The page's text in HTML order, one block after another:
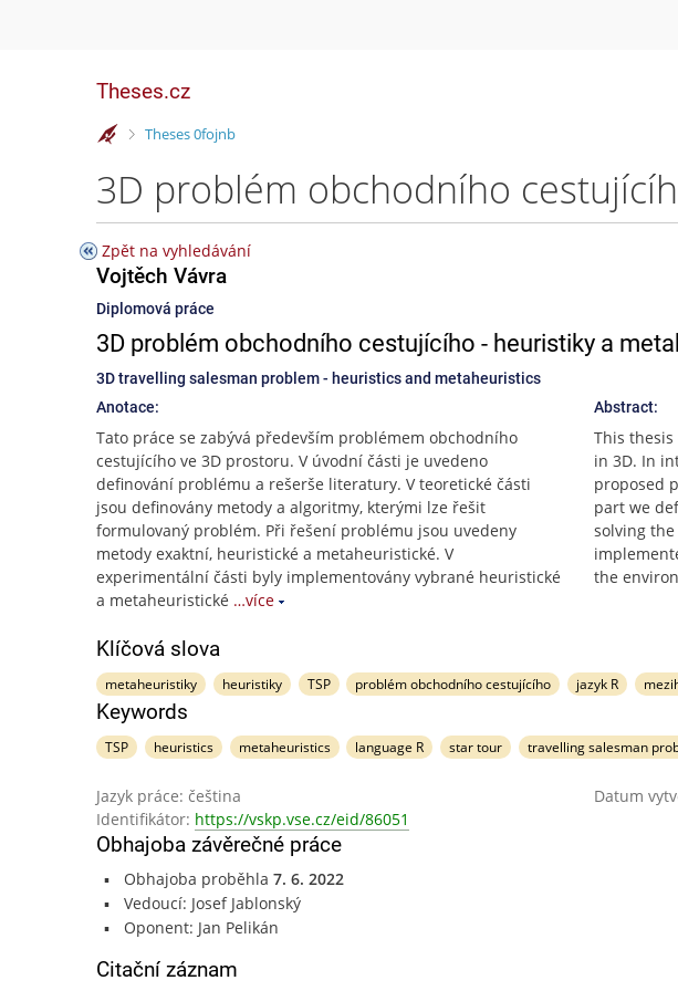
Theses.cz
>
Theses 0fojnb
Zpět na vyhledávání
Vojtěch Vávra
Diplomová práce
3D problém obchodního cestujícího - heuristiky a
3D travelling salesman problem - heuristics and metaheuristics
Anotace:
Tato práce se zabývá především problémem obchodního
cestujícího ve 3D prostoru. V úvodní části je uvedeno
definování problému a rešerše literatury. V teoretické části
jsou definovány metody a algoritmy, kterými lze řešit
formulovaný problém. Při řešení problému jsou uvedeny
metody exaktní, heuristické a metaheuristické. V
experimentální části byly implementovány vybrané heuristické
a metaheuristické …více
Abstract:
This
in 3D. In
proposed
part we
solving
the
Klíčová slova
metaheuristiky heuristiky TSP problém obchodního cestujícího jazyk R
Keywords
TSP heuristics metaheuristics language R star tour travelling salesman
Jazyk práce: čeština
Datum
Identifikátor: https://vskp.vse.cz/eid/86051
Obhajoba závěrečné práce
Obhajoba proběhla 7. 6. 2022
Vedoucí: Josef Jablonský
Oponent: Jan Pelikán
Citační záznam